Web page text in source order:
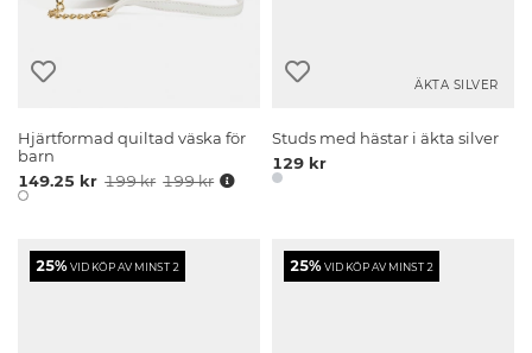
Hjärtformad quiltad väska för
barn
149.25 kr 199 kr 199 kr
ÄKTA SILVER
Studs med hästar i äkta silver
129 kr
25%VID KÖP AV MINST 2 25%VID KÖP AV MINST 2